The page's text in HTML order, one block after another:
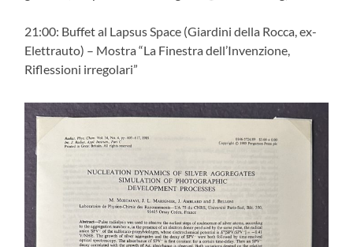
21:00: Buffet al Lapsus Space (Giardini della Rocca, ex-
Elettrauto) – Mostra “La Finestra dell’Invenzione,
Riflessioni irregolari”